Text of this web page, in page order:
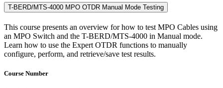
T-BERD/MTS-4000 MPO OTDR Manual Mode Testing
This course presents an overview for how to test MPO Cables using
an MPO Switch and the T-BERD/MTS-4000 in Manual mode.
Learn how to use the Expert OTDR functions to manually
configure, perform, and retrieve/save test results.
Course Number